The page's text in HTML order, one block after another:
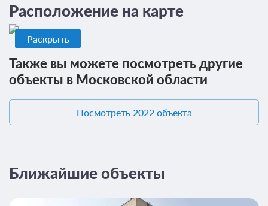
Проживание без питания
2 500
ЗА НОЧЬ ДЛЯ 1 ГОСТЯ
Расположение на карте
Раскрыть
Также вы можете посмотреть другие
объекты в Московской области
Посмотреть 2022 объекта
Ближайшие объекты